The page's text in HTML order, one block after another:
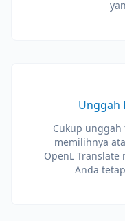
Unggah
Cukup
memilihnya
OpenL
Anda